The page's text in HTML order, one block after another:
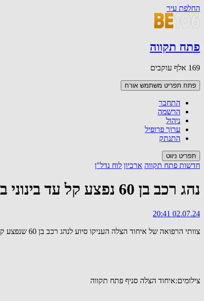
החלפת עיר
פתח תקווה
169 אלף עוקבים
פתח תפריט משתמש אורח
התחבר
הרשמה
ניהול
ערוך פרופיל
התנתק
תפריט ניווט
חדשות פתח תקווה ארכיון לוח נדל"ן
נהג רכב בן 60 נפצע קל עד בינוני בהתהפכות רכבו ברחוב המכבים בפתח תקווה
02.07.24 20:41
צוותי הרפואה של איחוד הצלה העניקו סיוע לנהג רכב בן 60 שנפצע קל עד בינוני כתוצאה מהתהפכות רכבו ברחוב המכבים בפתח תקווה.
צילומים:איחוד הצלה סניף פתח תקווה